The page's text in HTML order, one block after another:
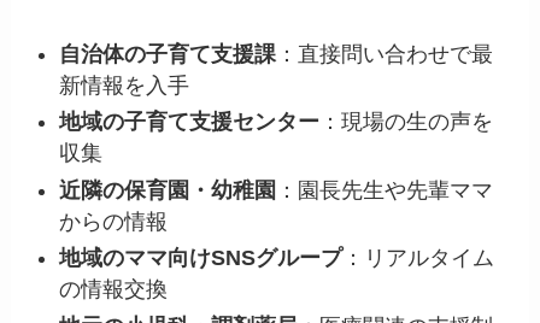
自治体の子育て支援課 ：直接問い合わせで最
新情報を入手
地域の子育て支援センター ：現場の生の声を
収集
近隣の保育園・幼稚園 ：園長先生や先輩ママ
からの情報
地域のママ向けSNSグループ：リアルタイム
の情報交換